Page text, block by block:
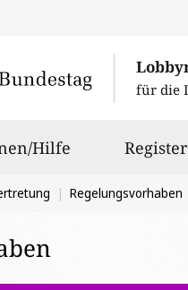
für die
Hilfe
Regelungsvorhaben